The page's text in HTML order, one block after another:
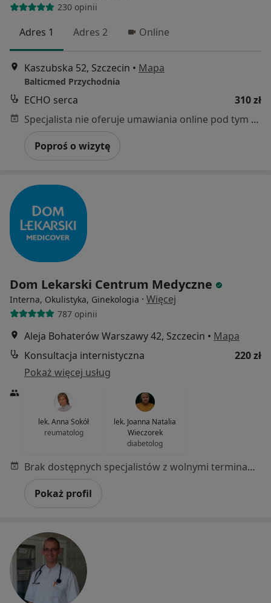
230 opinii
Adres 1 Adres 2 Online
Kaszubska 52, Szczecin • Mapa
Balticmed Przychodnia
ECHO serca
310 zł
Specjalista nie oferuje umawiania online pod tym adresem.
Poproś o wizytę
Dom Lekarski Centrum Medyczne
Interna, Okulistyka, Ginekologia · Więcej
787 opinii
Aleja Bohaterów Warszawy 42, Szczecin • Mapa
Konsultacja internistyczna
220 zł
Pokaż więcej usług
lek. Anna Sokół
reumatolog
lek. Joanna Natalia
Wieczorek
diabetolog
Brak dostępnych specjalistów z wolnymi terminami w tym centrum medycznym.
Pokaż profil